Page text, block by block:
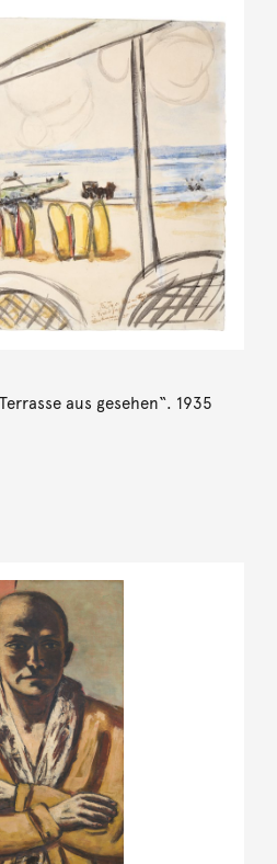
aus gesehen“. 1935